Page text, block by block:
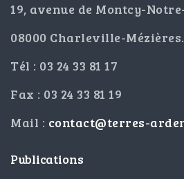
19, avenue de Montcy-
08000 Charleville-Mézières.
Tél : 03 24 33 81 17
Fax : 03 24 33 81 19
Mail : contact@terres-
Publications